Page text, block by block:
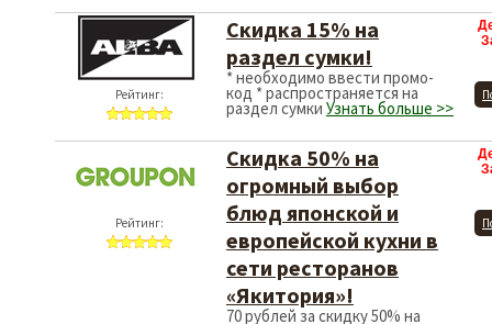
Рейтинг:
Скидка 15% на
раздел сумки!
* необходимо ввести промо-
код * распространяется на
раздел сумки Узнать больше >>
Рейтинг:
Скидка 50% на
огромный выбор
блюд японской и
европейской кухни в
сети ресторанов
«Якитория»!
70 рублей за скидку 50% на